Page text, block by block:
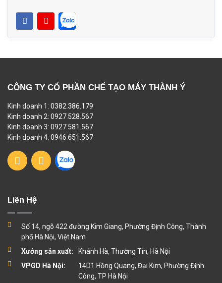
CÔNG TY CỔ PHẦN CHẾ TẠO MÁY THÀNH Ý
Kinh doanh 1: 0382.386.179
Kinh doanh 2: 0927.528.567
Kinh doanh 3: 0927.581.567
Kinh doanh 4: 0946.651.567
Liên Hệ
Số 14, ngõ 422 đường Kim Giang, Phường Định Công, Thành
phố Hà Nội, Việt Nam
Xưởng sản xuất:
Khánh Hà, Thường Tín, Hà Nội
VPGD Hà Nội:
14D1 Hồng Quang, Đại Kim, Phường Định
Công, TP Hà Nội